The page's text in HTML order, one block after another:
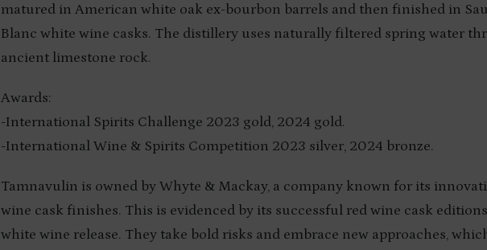
matured in American white oak ex-bourbon barrels and then finished in
Blanc white wine casks. The distillery uses naturally filtered spring water
ancient limestone rock.
Awards:
-International Spirits Challenge 2023 gold, 2024 gold.
-International Wine & Spirits Competition 2023 silver, 2024 bronze.
Tamnavulin is owned by Whyte & Mackay, a company known for its
wine cask finishes. This is evidenced by its successful red wine cask
white wine release. They take bold risks and embrace new approaches,